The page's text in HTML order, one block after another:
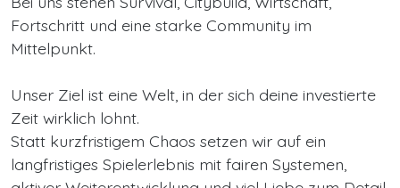
Fortschritt und eine starke Community im
Mittelpunkt.
Unser Ziel ist eine Welt, in der sich deine investierte
Zeit wirklich lohnt.
Statt kurzfristigem Chaos setzen wir auf ein
langfristiges Spielerlebnis mit fairen Systemen,